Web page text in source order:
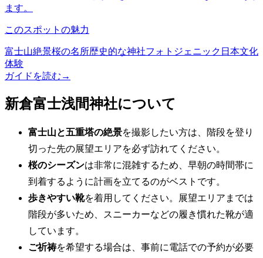
ます。
このスポットの魅力
富士山絶景桜の名所歴史的な神社フォトジェニック 日本文化
体験
ガイドを読む →
新倉富士浅間神社について
富士山と五重塔の絶景を撮影したい方は、階段を登り
切った先の展望エリアを必ず訪れてください。
桜のシーズンは非常に混雑するため、早朝の時間帯に
到着するように計画を立てるのがベストです。
歩きやすい靴を着用してください。展望エリアまでは
階段が多いため、スニーカーなどの履き慣れた靴が適
しています。
ご祈祷を希望する場合は、事前に電話での予約が必要